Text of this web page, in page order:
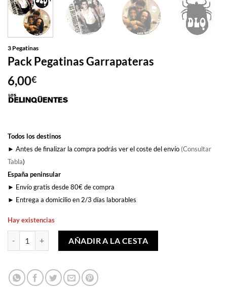
3 Pegatinas
Pack Pegatinas Garrapateras
6,00€
Todos los destinos
► Antes de finalizar la compra podrás ver el coste del envío (Consultar
Tabla)
España peninsular
► Envío gratis desde 80€ de compra
► Entrega a domicilio en 2/3 días laborables
Hay existencias
Pack Pegatinas Garrapateras cantidad
AÑADIR A LA CESTA